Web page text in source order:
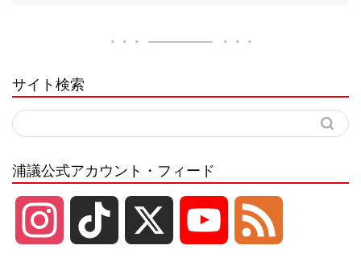
サイト検索
浦議公式アカウント・フィード